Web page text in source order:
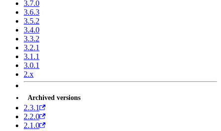
3.7.0
3.6.3
3.5.2
3.4.0
3.3.2
3.2.1
3.1.1
3.0.1
2.x
Archived versions
2.3.1
2.2.0
2.1.0